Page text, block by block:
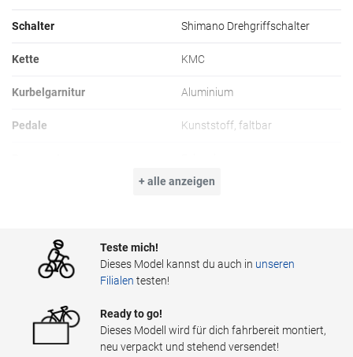
Schalter Shimano Drehgriffschalter
Kette KMC
Kurbelgarnitur Aluminium
Pedale Kunststoff, faltbar
Tektro V-Brake
Aluminium schwarz
Reifen 20 Zoll, 50-622
+ alle anzeigen
Teste mich!
Dieses Model kannst du auch in unseren
Filialen testen!
Ready to go!
Dieses Modell wird für dich fahrbereit montiert,
neu verpackt und stehend versendet!